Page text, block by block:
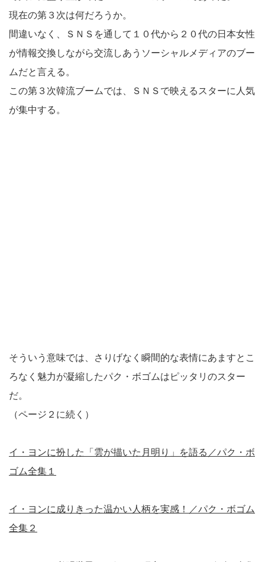
現在の第３次は何だろうか。
間違いなく、ＳＮＳを通して１０代から２０代の日本女性
が情報交換しながら交流しあうソーシャルメディアのブー
ムだと言える。
この第３次韓流ブームでは、ＳＮＳで映えるスターに人気
が集中する。
そういう意味では、さりげなく瞬間的な表情にあますとこ
ろなく魅力が凝縮したパク・ボゴムはピッタリのスター
だ。
（ページ２に続く）
イ・ヨンに扮した「雲が描いた月明り」を語る／パク・ボ
ゴム全集１
イ・ヨンに成りきった温かい人柄を実感！／パク・ボゴム
全集２